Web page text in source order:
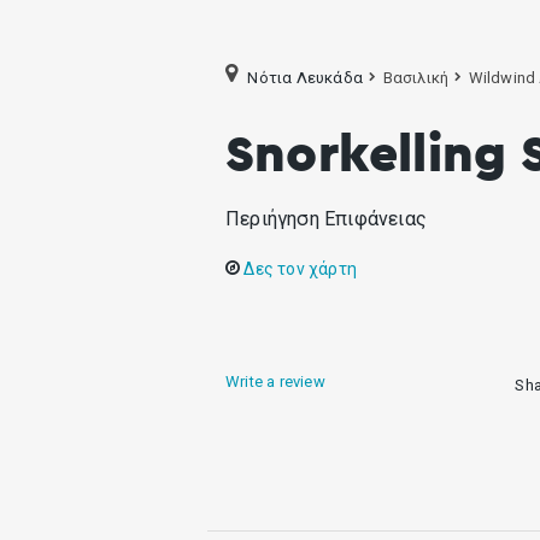
Νότια Λευκάδα Βασιλική Wildwind
Snorkelling
Περιήγηση Επιφάνειας
Δες τον χάρτη
Write a review